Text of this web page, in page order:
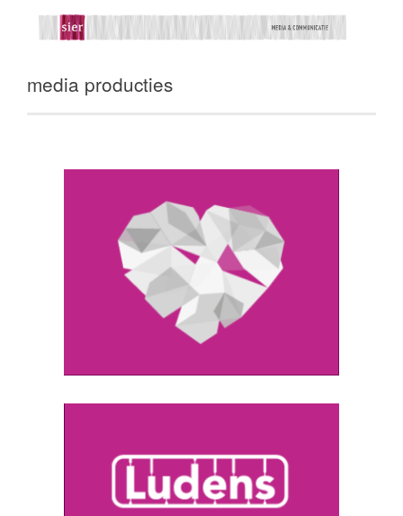
media producties